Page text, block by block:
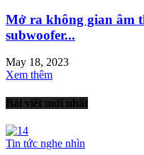
Mở ra không gian âm
subwoofer...
May 18, 2023
Xem thêm
Bài viết mới nhất
Tin tức nghe nhìn